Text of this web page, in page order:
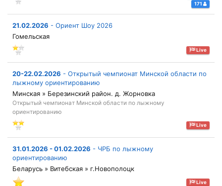
171
21.02.2026 - Ориент Шоу 2026
Гомельская
Live
20-22.02.2026 - Открытый чемпионат Минской области по
лыжному ориентированию
Минская » Березинский район. д. Жорновка
Открытый чемпионат Минской области по лыжному
ориентированию
Live
31.01.2026 - 01.02.2026 - ЧРБ по лыжному
ориентированию
Беларусь » Витебская » г.Новополоцк
Live